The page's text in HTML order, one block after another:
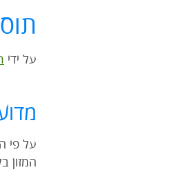
על ידי
על פי
המזון